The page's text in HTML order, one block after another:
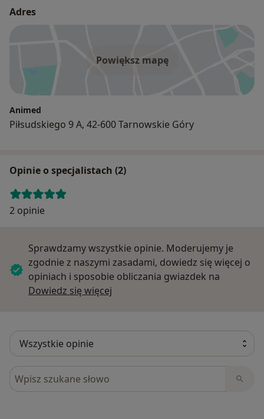
Adres
Powiększ mapę
Animed
Piłsudskiego 9 A, 42-600 Tarnowskie Góry
Opinie o specjalistach (2)
2 opinie
Sprawdzamy wszystkie opinie. Moderujemy je
zgodnie z naszymi zasadami, dowiedz się więcej o
opiniach i sposobie obliczania gwiazdek na
Dowiedz się więcej
Szukaj w opiniach